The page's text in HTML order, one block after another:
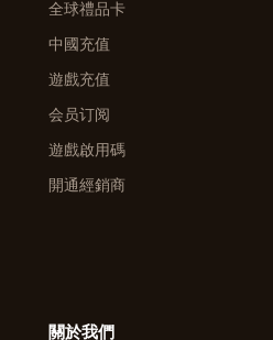
全球禮品卡
中國充值
遊戲充值
会员订阅
遊戲啟用碼
開通經銷商
關於我們